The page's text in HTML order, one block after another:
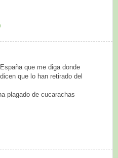
que me diga donde
que lo han retirado del
plagado de cucarachas